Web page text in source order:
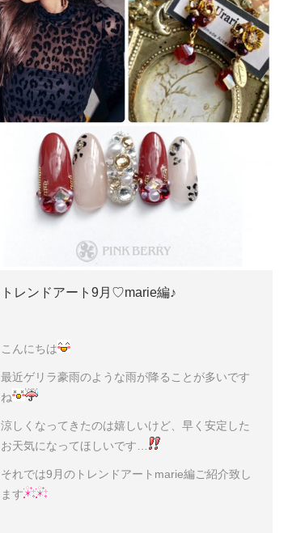
トレンドアート9月♡marie編♪
こんにちは
最近ゲリラ豪雨のような雨が降ることが多いです
ね
涼しくなってきたのは嬉しいけど、早く安定した
お天気になってほしいです…
それでは9月のトレンドアートmarie編ご紹介致し
ます